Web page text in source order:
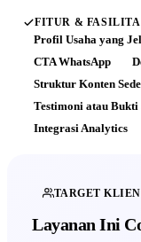
FITUR &
Profil Usaha yang
CTA WhatsApp
Struktur Konten
Testimoni atau Bukti
Integrasi Analytics
TARGET KLIEN
Layanan Ini